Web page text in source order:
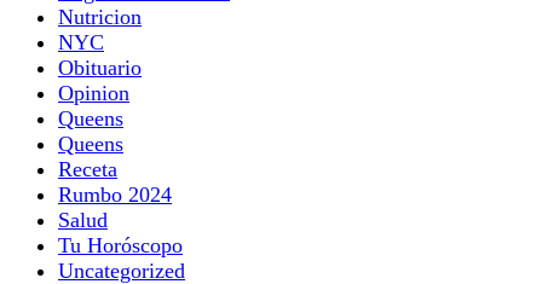
Nutricion
NYC
Obituario
Opinion
Queens
Queens
Receta
Rumbo 2024
Salud
Tu Horóscopo
Uncategorized